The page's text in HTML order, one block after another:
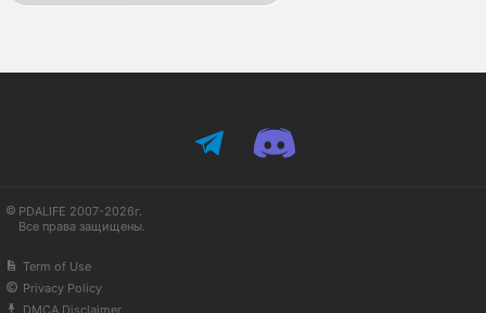
PDALIFE 2007-2026г.
Все права защищены.
Term of Use
Privacy Policy
DMCA Disclaimer